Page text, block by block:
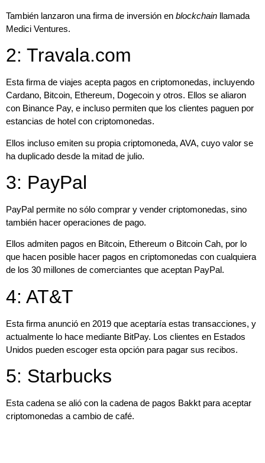
También lanzaron una firma de inversión en blockchain llamada
Medici Ventures.
2: Travala.com
Esta firma de viajes acepta pagos en criptomonedas, incluyendo
Cardano, Bitcoin, Ethereum, Dogecoin y otros. Ellos se aliaron
con Binance Pay, e incluso permiten que los clientes paguen por
estancias de hotel con criptomonedas.
Ellos incluso emiten su propia criptomoneda, AVA, cuyo valor se
ha duplicado desde la mitad de julio.
3: PayPal
PayPal permite no sólo comprar y vender criptomonedas, sino
también hacer operaciones de pago.
Ellos admiten pagos en Bitcoin, Ethereum o Bitcoin Cah, por lo
que hacen posible hacer pagos en criptomonedas con cualquiera
de los 30 millones de comerciantes que aceptan PayPal.
4: AT&T
Esta firma anunció en 2019 que aceptaría estas transacciones, y
actualmente lo hace mediante BitPay. Los clientes en Estados
Unidos pueden escoger esta opción para pagar sus recibos.
5: Starbucks
Esta cadena se alió con la cadena de pagos Bakkt para aceptar
criptomonedas a cambio de café.